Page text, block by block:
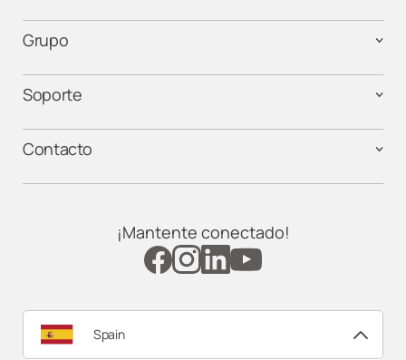
Grupo
Soporte
Contacto
¡Mantente conectado!
Spain